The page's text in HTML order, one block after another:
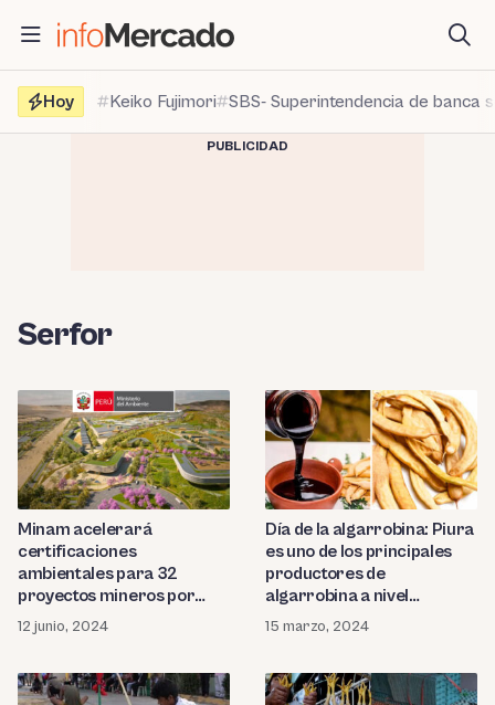
contenido
Hoy
Keiko Fujimori SBS- Superintendencia de banca
PUBLICIDAD
Serfor
Minam acelerará
certificaciones
ambientales para 32
proyectos mineros por
US$ 18 mil millones
12 junio, 2024
Día de la algarrobina: Piura
es uno de los principales
productores de
algarrobina a nivel
nacional
15 marzo, 2024